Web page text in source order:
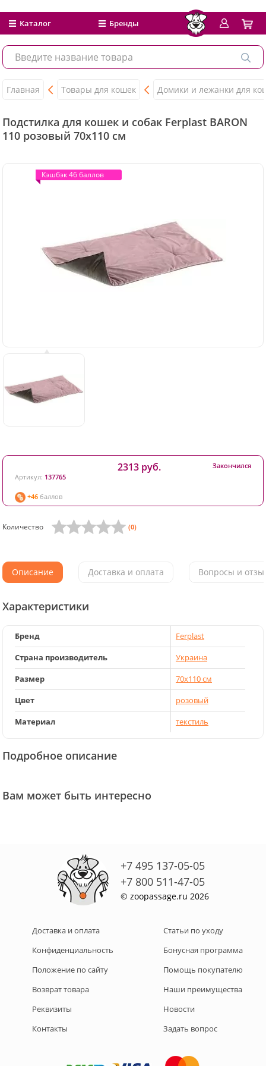
Каталог Бренды
Главная Товары для кошек Домики и лежанки для
Подстилка для кошек и собак Ferplast BARON
110 розовый 70х110 см
Кэшбэк 46 баллов
Кэшбэк 46 баллов
Артикул: 137765
+46 баллов
2313 руб. Закончился
Количество (0)
Описание Доставка и оплата Вопросы и
Характеристики
Бренд
Ferplast
Страна производитель
Украина
Размер
70х110 см
Цвет
розовый
Материал
текстиль
Подробное описание
Вам может быть интересно
+7 495 137-05-05
+7 800 511-47-05
© zoopassage.ru 2026
Доставка и оплата
Конфиденциальность
Положение по сайту
Возврат товара
Реквизиты
Контакты
Статьи по уходу
Бонусная программа
Помощь покупателю
Наши преимущества
Новости
Задать вопрос